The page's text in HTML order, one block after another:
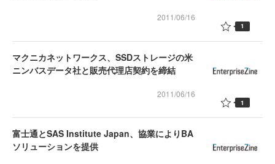
2011/06/16
1
マクニカネットワークス、SSDストレージの米
ニンバスデータ社と販売代理店契約を締結
2011/06/16
1
富士通とSAS Institute Japan、協業によりBA
ソリューションを提供